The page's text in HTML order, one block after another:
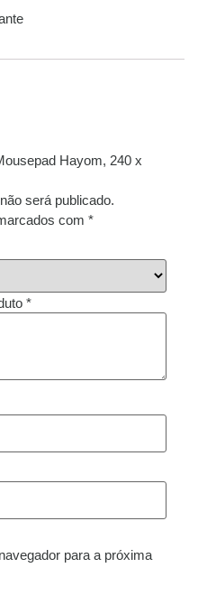
Hayom, 240 x
será publicado.
com *
*
para a próxima